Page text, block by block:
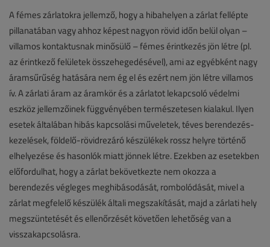
A fémes zárlatokra jellemző, hogy a hibahelyen a zárlat fellépte
pillanatában vagy ahhoz képest nagyon rövid időn belül olyan –
villamos kontaktusnak minősülő – fémes érintkezés jön létre (pl.
az érintkező felületek összehegedésével), ami az egyébként nagy
áramsűrűség hatására nem ég el és ezért nem jön létre villamos
ív. A zárlati áram az áramkör és a zárlatot lekapcsoló védelmi
eszköz jellemzőinek függvényében természetesen kialakul. Ilyen
esetek általában hibás kapcsolási műveletek, téves berendezés-
kezelések, földelő-rövidrezáró készülékek rossz helyre történő
elhelyezése és hasonlók miatt jönnek létre. Ezekben az esetekben
előfordulhat, hogy a zárlat bekövetkezte nem okozza a
berendezés végleges meghibásodását, rombolódását, mivel a
zárlat megfelelő készülék általi megszakítását, majd a zárlati hely
megszüntetését és ellenőrzését követően lehetőség van a
visszakapcsolásra.